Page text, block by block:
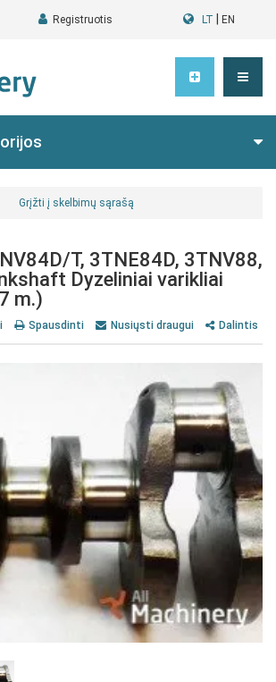
Registruotis LT EN
Grįžti į skelbimų sąrašą
T, 3TNE84D, 3TNV88,
Dyzeliniai varikliai
m.)
Spausdinti Nusiųsti draugui Dalintis